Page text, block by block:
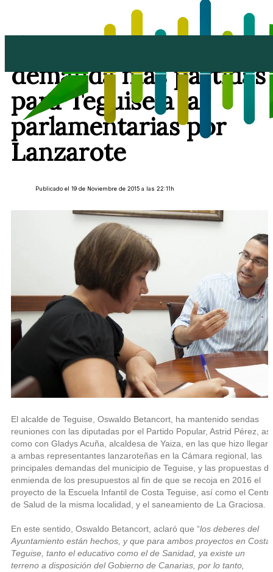
demanda más partidas
para Teguise a las
parlamentarias por
Lanzarote
Publicado el 19 de Noviembre de 2015 a las 22:11h
El alcalde de Teguise, Oswaldo Betancort, ha mantenido sendas
reuniones con las diputadas por el Partido Popular, Astrid Pérez, así
como con Gladys Acuña, alcaldesa de Yaiza, en las que hizo llegar
a ambas representantes lanzaroteñas en la Cámara regional, las
principales demandas del municipio de Teguise, y las propuestas de
enmienda de los presupuestos al fin de que se recoja en 2016 el
proyecto de la Escuela Infantil de Costa Teguise, así como el
de Salud de la misma localidad, y el saneamiento de La Graciosa.
En este sentido, Oswaldo Betancort, aclaró que “los deberes del
Ayuntamiento están hechos, y que para ambos proyectos en Costa
Teguise, tanto el educativo como el de Sanidad, ya existe un
terreno a disposición del Gobierno de Canarias, por lo tanto,